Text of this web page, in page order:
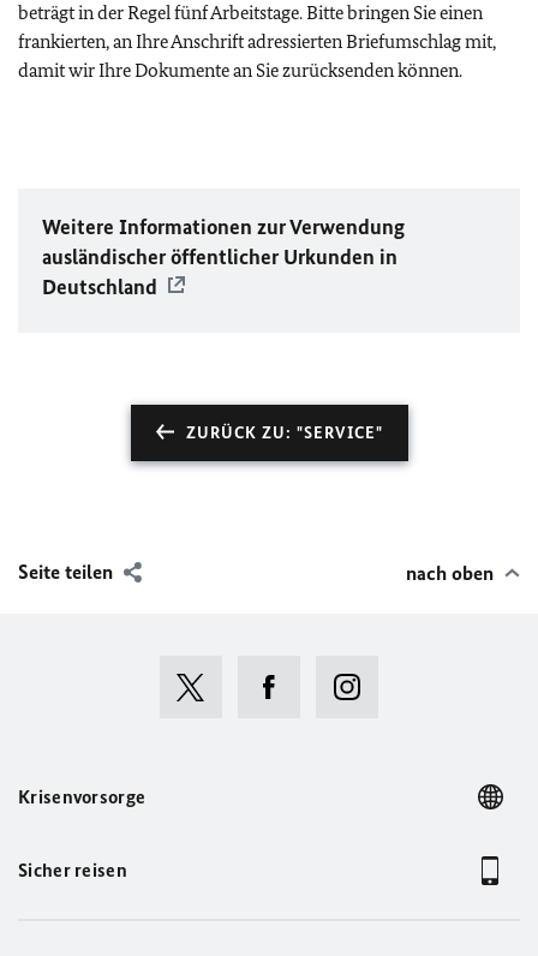
beträgt in der Regel fünf Arbeitstage. Bitte bringen Sie einen
frankierten, an Ihre Anschrift adressierten Briefumschlag mit,
damit wir Ihre Dokumente an Sie zurücksenden können.
Weitere Informationen zur Verwendung
ausländischer öffentlicher Urkunden in
Deutschland
ZURÜCK ZU: "SERVICE"
Seite teilen nach oben
Krisenvorsorge
Sicher reisen